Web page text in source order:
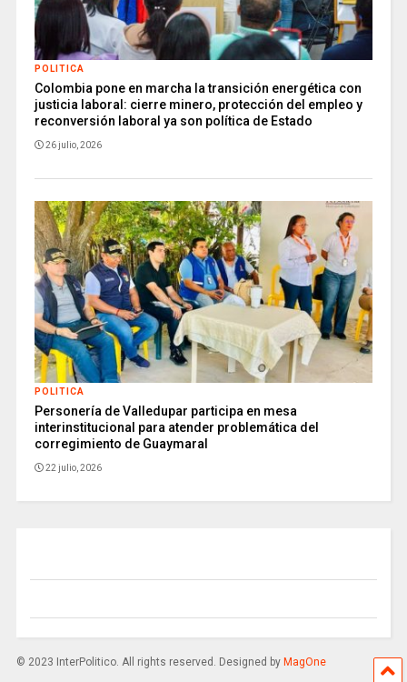
POLITICA
Colombia pone en marcha la transición energética con
justicia laboral: cierre minero, protección del empleo y
reconversión laboral ya son política de Estado
26 julio, 2026
POLITICA
Personería de Valledupar participa en mesa
interinstitucional para atender problemática del
corregimiento de Guaymaral
22 julio, 2026
© 2023 InterPolitico. All rights reserved. Designed by MagOne